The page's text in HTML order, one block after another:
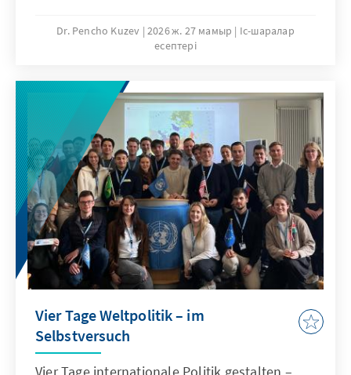
Auseinandersetzung über die Zukunft der
Wettbewerbspolitik in Deutschland und
ein Geleitwort des Präsidenten des ifo
Instituts, Prof. Clemens Fuest, sowie ein
Vorwort des Generalsekretärs Dr. Mark Speich.
Sie zielt darauf ab, Wettbewerb wieder stärker
ins Zentrum wirtschaftspolitischer Debatten
zu rücken und zugleich Reformoptionen für
den europäischen Ordnungsrahmen zu
skizzieren.
Dr. Pencho Kuzev 2026 ж. 27 мамыр
Іс-шаралар
есептері
Vier Tage Weltpolitik – im
Selbstversuch